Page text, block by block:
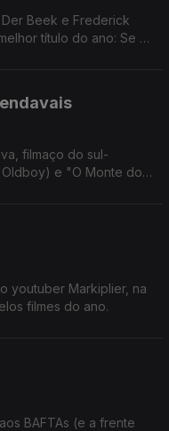
Beek e Frederick
título do ano: Se Eu
filmaço do sul-
e "O Monte dos
youtuber Markiplier, na
filmes do ano.
BAFTAs (e a frente